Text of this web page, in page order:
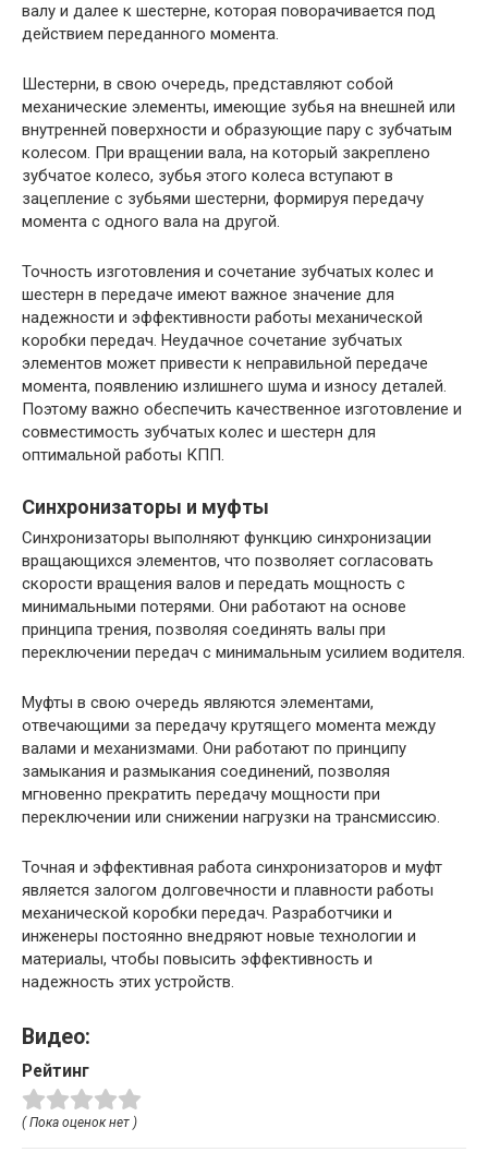
валу и далее к шестерне, которая поворачивается под
действием переданного момента.
Шестерни, в свою очередь, представляют собой
механические элементы, имеющие зубья на внешней или
внутренней поверхности и образующие пару с зубчатым
колесом. При вращении вала, на который закреплено
зубчатое колесо, зубья этого колеса вступают в
зацепление с зубьями шестерни, формируя передачу
момента с одного вала на другой.
Точность изготовления и сочетание зубчатых колес и
шестерн в передаче имеют важное значение для
надежности и эффективности работы механической
коробки передач. Неудачное сочетание зубчатых
элементов может привести к неправильной передаче
момента, появлению излишнего шума и износу деталей.
Поэтому важно обеспечить качественное изготовление и
совместимость зубчатых колес и шестерн для
оптимальной работы КПП.
Синхронизаторы и муфты
Синхронизаторы выполняют функцию синхронизации
вращающихся элементов, что позволяет согласовать
скорости вращения валов и передать мощность с
минимальными потерями. Они работают на основе
принципа трения, позволяя соединять валы при
переключении передач с минимальным усилием водителя.
Муфты в свою очередь являются элементами,
отвечающими за передачу крутящего момента между
валами и механизмами. Они работают по принципу
замыкания и размыкания соединений, позволяя
мгновенно прекратить передачу мощности при
переключении или снижении нагрузки на трансмиссию.
Точная и эффективная работа синхронизаторов и муфт
является залогом долговечности и плавности работы
механической коробки передач. Разработчики и
инженеры постоянно внедряют новые технологии и
материалы, чтобы повысить эффективность и
надежность этих устройств.
Видео:
Рейтинг
( Пока оценок нет )